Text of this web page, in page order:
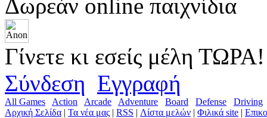
Δωρεάν online παιχνίδια
Γίνετε κι εσείς μέλη ΤΩΡΑ!
Σύνδεση Εγγραφή
All Games Action Arcade Adventure Board Defense
Driving
Αρχική Σελίδα | Τα νέα μας | RSS | Λίστα μελών | Φιλικά site |